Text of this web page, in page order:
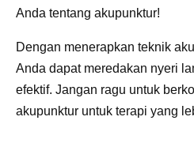
Anda tentang akupunktur!
Dengan menerapkan teknik
Anda dapat meredakan nyeri
efektif. Jangan ragu untuk
akupunktur untuk terapi yang